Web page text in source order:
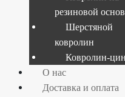
Текущий размер:
3
резиновой
Шерстяной
ковролин
Ковролин-
О нас
Доставка и оплата